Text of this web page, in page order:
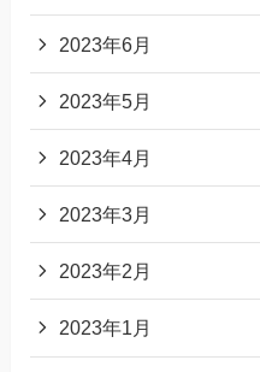
2023年6月
2023年5月
2023年4月
2023年3月
2023年2月
2023年1月